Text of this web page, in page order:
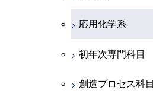
電気電子系
情報通信系
経営工学系
応用化学系
初年次専門科目
創造プロセス科目